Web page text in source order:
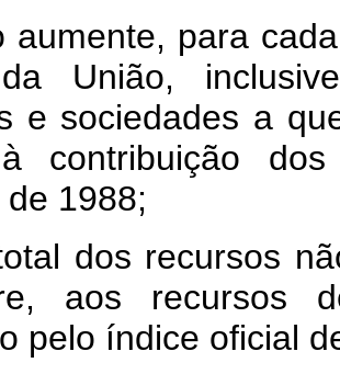
aumente, para
União,
e sociedades a
contribuição
1988;
dos recursos
aos recursos
pelo índice oficial